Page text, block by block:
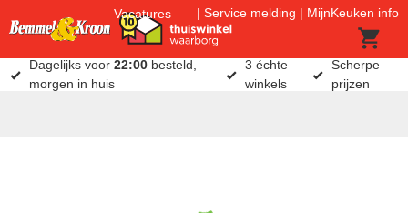
Vacatures Service melding MijnKeuken info
Dagelijks voor22:00 besteld,
morgen in huis
3 échte
winkels
Scherpe
prijzen